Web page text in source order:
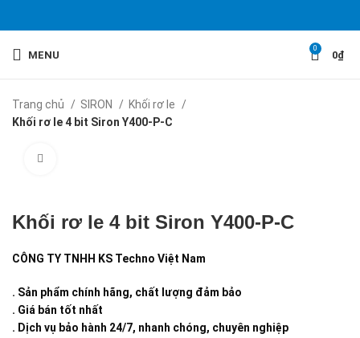
MENU
0
0₫
Trang chủ SIRON
Khối rơ le
Khối rơ le 4 bit Siron Y400-P-C
Khối rơ le 4 bit Siron Y400-P-C
CÔNG TY TNHH KS Techno Việt Nam
. Sản phẩm chính hãng, chất lượng đảm bảo
. Giá bán tốt nhất
. Dịch vụ bảo hành 24/7, nhanh chóng, chuyên nghiệp